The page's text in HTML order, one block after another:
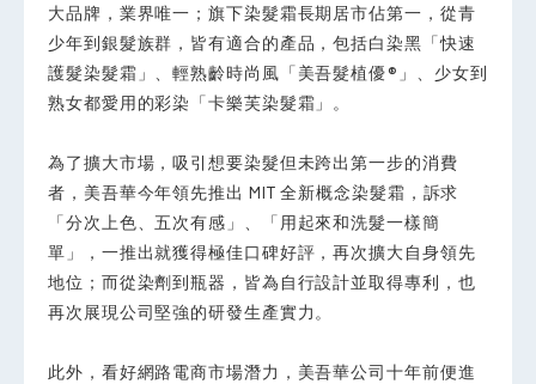
大品牌，業界唯一；旗下染髮霜長期居市佔第一，從青
少年到銀髮族群，皆有適合的產品，包括白染黑「快速
護髮染髮霜」、輕熟齡時尚風「美吾髮植優®」、少女到
熟女都愛用的彩染「卡樂芙染髮霜」。
為了擴大市場，吸引想要染髮但未跨出第一步的消費
者，美吾華今年領先推出 MIT 全新概念染髮霜，訴求
「分次上色、五次有感」、「用起來和洗髮一樣簡
單」，一推出就獲得極佳口碑好評，再次擴大自身領先
地位；而從染劑到瓶器，皆為自行設計並取得專利，也
再次展現公司堅強的研發生產實力。
此外，看好網路電商市場潛力，美吾華公司十年前便進